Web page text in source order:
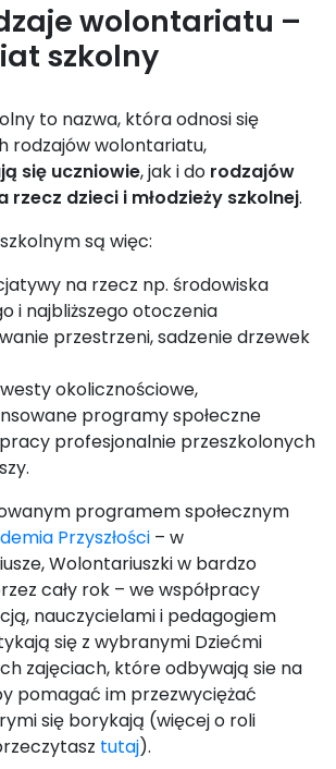
wolontariatu –
szkolny
to nazwa, która odnosi się
rodzajów wolontariatu,
się uczniowie, jak i do rodzajów
dzieci i młodzieży szkolnej.
są więc:
na rzecz np. środowiska
i najbliższego otoczenia
przestrzeni, sadzenie drzewek
okolicznościowe,
programy społeczne
profesjonalnie przeszkolonych
programem społecznym
Przyszłości – w
Wolontariuszki w bardzo
cały rok – we współpracy
nauczycielami i pedagogiem
się z wybranymi Dziećmi
zajęciach, które odbywają sie na
pomagać im przezwyciężać
się borykają (więcej o roli
tutaj).